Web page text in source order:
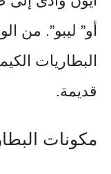
أو” ليبو”. من
البطاريات
قديمة.
مكونات